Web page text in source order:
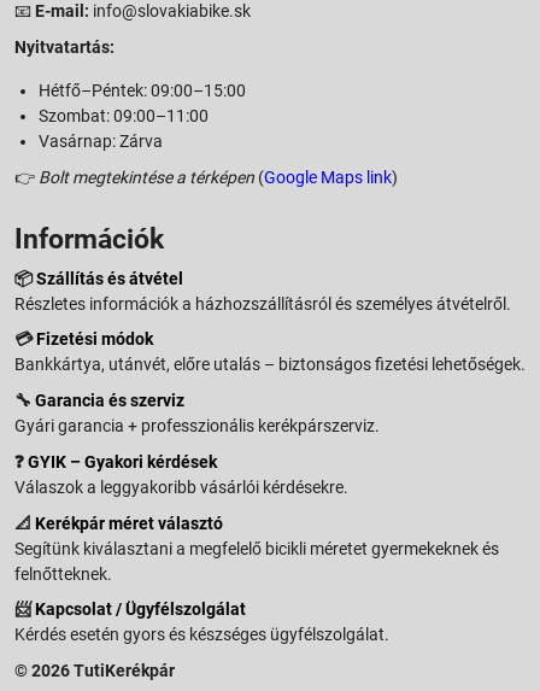
📧 E-mail: info@slovakiabike.sk
Nyitvatartás:
Hétfő–Péntek: 09:00–15:00
Szombat: 09:00–11:00
Vasárnap: Zárva
👉 Bolt megtekintése a térképen (Google Maps link)
Információk
📦Szállítás és átvétel
Részletes információk a házhozszállításról és személyes átvételről.
💳Fizetési módok
Bankkártya, utánvét, előre utalás – biztonságos fizetési lehetőségek.
🔧 Garancia és szerviz
Gyári garancia + professzionális kerékpárszerviz.
❓GYIK – Gyakori kérdések
Válaszok a leggyakoribb vásárlói kérdésekre.
📐 Kerékpár méret választó
Segítünk kiválasztani a megfelelő bicikli méretet gyermekeknek és
felnőtteknek.
📨Kapcsolat / Ügyfélszolgálat
Kérdés esetén gyors és készséges ügyfélszolgálat.
© 2026 TutiKerékpár